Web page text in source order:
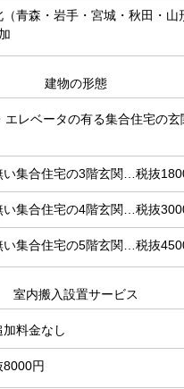
青森・岩手・宮城・秋田・
建物の形態
エレベータの有る集合住宅の
い集合住宅の3階玄関…税抜
い集合住宅の4階玄関…税抜
い集合住宅の5階玄関…税抜
室内搬入設置サービス
料金なし
円